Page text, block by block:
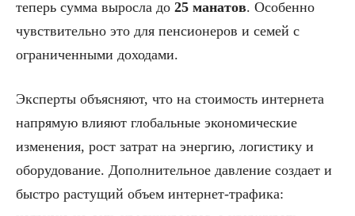
теперь сумма выросла до 25 манатов. Особенно
чувствительно это для пенсионеров и семей с
ограниченными доходами.
Эксперты объясняют, что на стоимость интернета
напрямую влияют глобальные экономические
изменения, рост затрат на энергию, логистику и
оборудование. Дополнительное давление создает и
быстро растущий объем интернет-трафика: